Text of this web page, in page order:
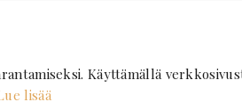
Käyttämällä
lisää